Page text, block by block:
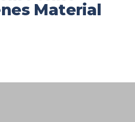
Material